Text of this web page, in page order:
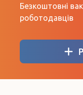
Безкоштовні
роботодавців